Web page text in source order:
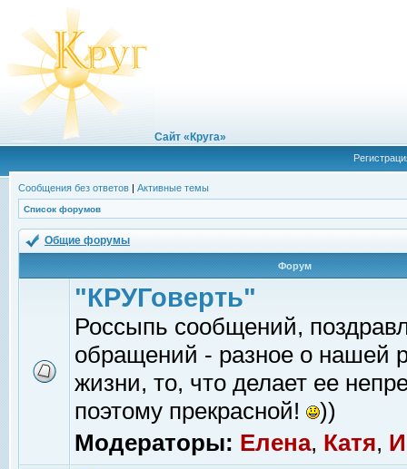
Сайт «Круга»
Сообщения без ответов | Активные темы
Список форумов
Общие форумы
Форум
"КРУГоверть"
Россыпь сообщений,
обращений - разное о нашей
жизни, то, что делает ее
поэтому прекрасной!
))
Модераторы: Елена, Катя,